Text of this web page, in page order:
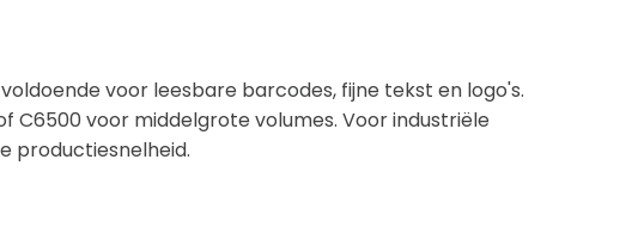
voor leesbare barcodes, fijne tekst en logo's.
C6500 voor middelgrote volumes. Voor industriële
productiesnelheid.